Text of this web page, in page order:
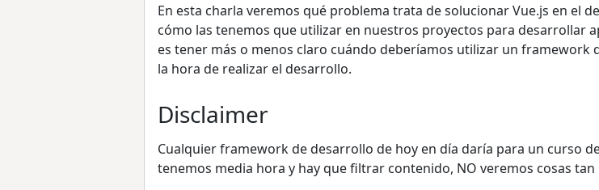
En esta charla veremos qué problema trata de solucionar Vue.js en el
cómo las tenemos que utilizar en nuestros proyectos para desarrollar
es tener más o menos claro cuándo deberíamos utilizar un
la hora de realizar el desarrollo.
Disclaimer
Cualquier framework de desarrollo de hoy en día daría para un curso
tenemos media hora y hay que filtrar contenido, NO veremos cosas